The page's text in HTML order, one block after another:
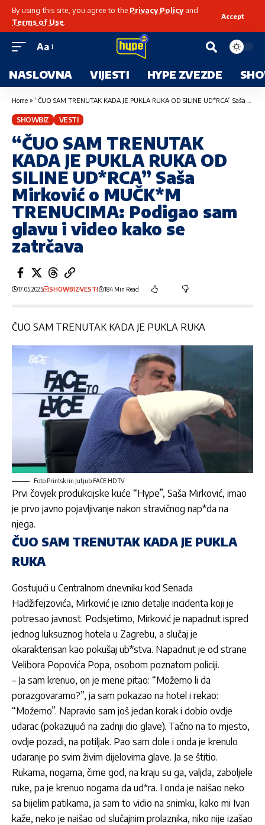
By using this site, you agree to the Privacy Policyand
Terms of Use
Accept
Aa
NASLOVNA VIJESTI HYPE ZVEZDE
Home » “ČUO SAM TRENUTAK KADA JE PUKLA RUKA OD SILINE UD*RCA” Saša Mirković o MUČK*M TRENUCIMA: Podigao sam glavu i video kako se zatrčava
SHOWBIZ VESTI
“ČUO SAM TRENUTAK
KADA JE PUKLA RUKA OD
SILINE UD*RCA” Saša
Mirković o MUČK*M
TRENUCIMA: Podigao sam
glavu i video kako se
zatrčava
17.05.2025 SHOWBIZVESTI 184 Min Read
ČUO SAM TRENUTAK KADA JE PUKLA RUKA
Foto Printskrin Jutjub FACE HD TV
Prvi čovjek produkcijske kuće “Hype”, Saša Mirković, imao
je prvo javno pojavljivanje nakon stravičnog nap*da na
njega.
ČUO SAM TRENUTAK KADA JE PUKLA
RUKA
Gostujući u Centralnom dnevniku kod Senada
Hadžifejzovića, Mirković je iznio detalje incidenta koji je
potresao javnost. Podsjetimo, Mirković je napadnut ispred
jednog luksuznog hotela u Zagrebu, a slučaj je
okarakterisan kao pokušaj ub*stva. Napadnut je od strane
Velibora Popovića Popa, osobom poznatom policiji.
– Ja sam krenuo, on je mene pitao: “Možemo li da
porazgovaramo?”, ja sam pokazao na hotel i rekao:
“Možemo”. Napravio sam još jedan korak i dobio ovdje
udarac (pokazujući na zadnji dio glave). Tačno na to mjesto,
ovdje pozadi, na potiljak. Pao sam dole i onda je krenulo
udaranje po svim živim dijelovima glave. Ja se štitio.
Rukama, nogama, čime god, na kraju su ga, valjda, zaboljele
ruke, pa je krenuo nogama da ud*ra. I onda je naišao neko
sa bijelim patikama, ja sam to vidio na snimku, kako mi Ivan
kaže, neko je naišao od slučajnim prolaznika, niko nije izašao